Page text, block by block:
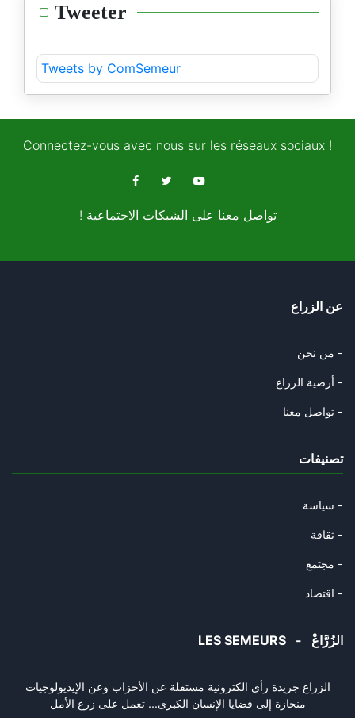
Tweeter
Tweets by ComSemeur
Connectez-vous avec nous sur les réseaux sociaux !
! تواصل معنا على الشبكات الاجتماعية
عن الزراع
من نحن -
أرضية الزراع -
تواصل معنا -
تصنيفات
سياسة -
ثقافة -
مجتمع -
اقتصاد -
LES SEMEURS - الزُرَّاعْ
الزراع جريدة رأي الكترونية مستقلة عن الأحزاب وعن الإيديولوجيات
منحازة إلى قضايا الإنسان الكبرى... تعمل على زرع الأمل